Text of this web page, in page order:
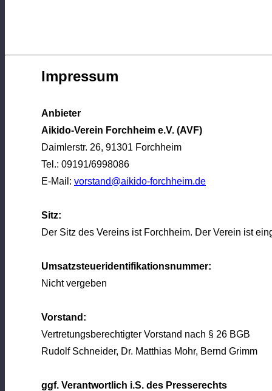
Impressum
Anbieter
Aikido-Verein Forchheim e.V. (AVF)
Daimlerstr. 26, 91301 Forchheim
Tel.: 09191/6998086
E-Mail: vorstand@aikido-forchheim.de
Sitz:
Der Sitz des Vereins ist Forchheim. Der Verein ist
Umsatzsteueridentifikationsnummer:
Nicht vergeben
Vorstand:
Vertretungsberechtigter Vorstand nach § 26 BGB
Rudolf Schneider, Dr. Matthias Mohr, Bernd Grimm
ggf. Verantwortlich i.S. des Presserechts